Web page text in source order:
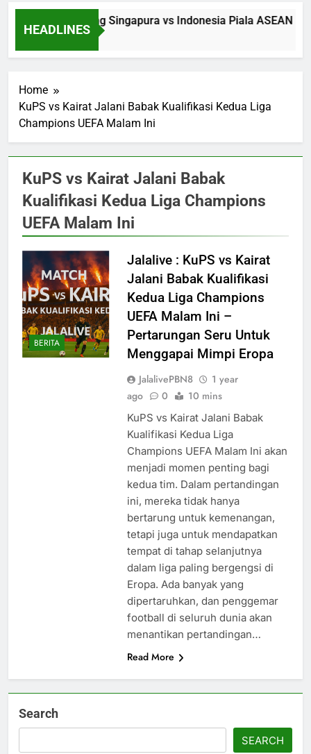
HEADLINES
Saksikan Streaming Singapura vs Indonesia Piala ASEAN
3 Hours Ago
Home
KuPS vs Kairat Jalani Babak Kualifikasi Kedua Liga
Champions UEFA Malam Ini
KuPS vs Kairat Jalani Babak
Kualifikasi Kedua Liga Champions
UEFA Malam Ini
BERITA
Jalalive : KuPS vs Kairat
Jalani Babak Kualifikasi
Kedua Liga Champions
UEFA Malam Ini –
Pertarungan Seru Untuk
Menggapai Mimpi Eropa
JalalivePBN8
1 year
ago
0 10 mins
KuPS vs Kairat Jalani Babak
Kualifikasi Kedua Liga
Champions UEFA Malam Ini akan
menjadi momen penting bagi
kedua tim. Dalam pertandingan
ini, mereka tidak hanya
bertarung untuk kemenangan,
tetapi juga untuk mendapatkan
tempat di tahap selanjutnya
dalam liga paling bergengsi di
Eropa. Ada banyak yang
dipertaruhkan, dan penggemar
football di seluruh dunia akan
menantikan pertandingan…
Read More
Search
SEARCH